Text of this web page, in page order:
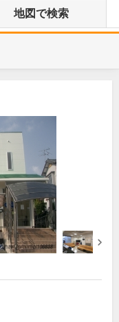
地図で検索